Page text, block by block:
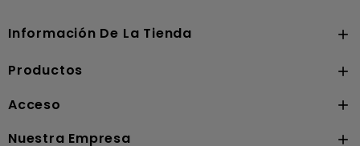
Información De La Tienda 
Productos 
Acceso 
Nuestra Empresa 